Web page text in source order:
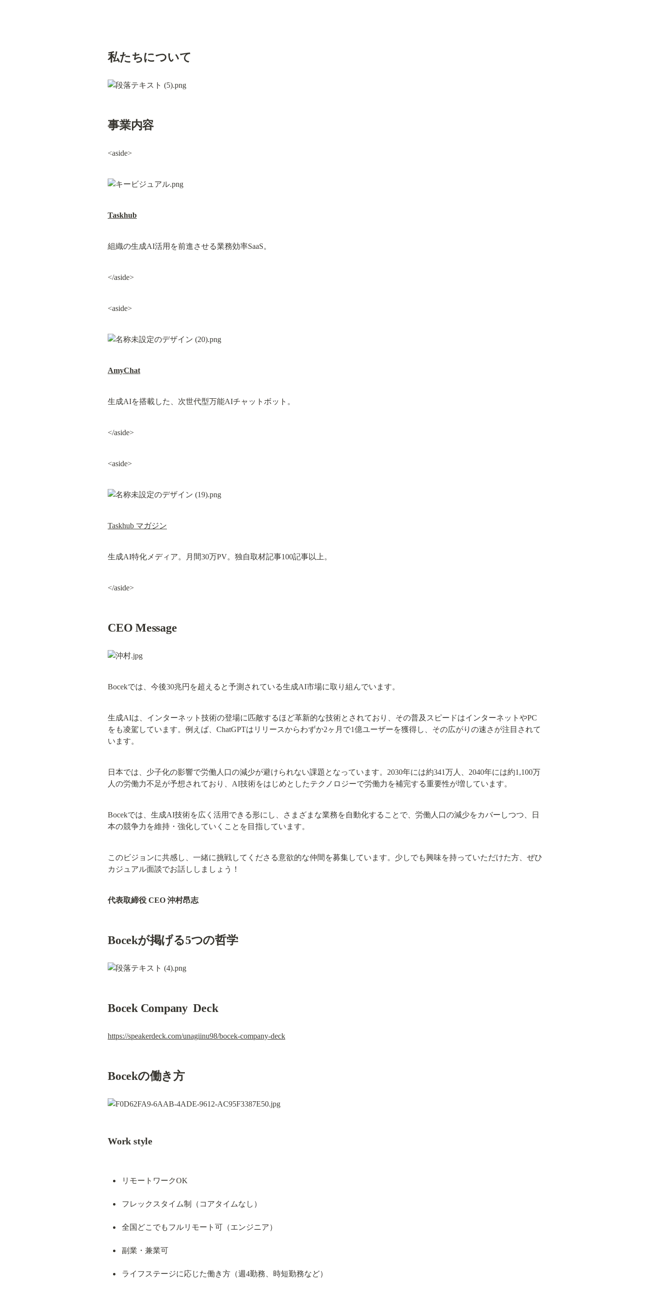
私たちについて
事業内容
<aside>
Taskhub
組織の生成AI活用を前進させる業務効率SaaS。
</aside>
<aside>
AmyChat
生成AIを搭載した、次世代型万能AIチャットボット。
</aside>
<aside>
Taskhub マガジン
生成AI特化メディア。月間30万PV。独自取材記事100記事以上。
</aside>
CEO Message
Bocekでは、今後30兆円を超えると予測されている生成AI市場に取り組んでいます。
生成AIは、インターネット技術の登場に匹敵するほど革新的な技術とされており、その普及スピードはインターネットやPC
をも凌駕しています。例えば、ChatGPTはリリースからわずか2ヶ月で1億ユーザーを獲得し、その広がりの速さが注目されて
います。
日本では、少子化の影響で労働人口の減少が避けられない課題となっています。2030年には約341万人、2040年には約1,100万
人の労働力不足が予想されており、AI技術をはじめとしたテクノロジーで労働力を補完する重要性が増しています。
Bocekでは、生成AI技術を広く活用できる形にし、さまざまな業務を自動化することで、労働人口の減少をカバーしつつ、日
本の競争力を維持・強化していくことを目指しています。
このビジョンに共感し、一緒に挑戦してくださる意欲的な仲間を募集しています。少しでも興味を持っていただけた方、ぜひ
カジュアル面談でお話ししましょう！
代表取締役 CEO 沖村昂志
Bocekが掲げる5つの哲学
Bocek Company  Deck
https://speakerdeck.com/unagiinu98/bocek-company-deck
Bocekの働き方
Work style
リモートワークOK
フレックスタイム制（コアタイムなし）
全国どこでもフルリモート可（エンジニア）
副業・兼業可
ライフステージに応じた働き方（週4勤務、時短勤務など）